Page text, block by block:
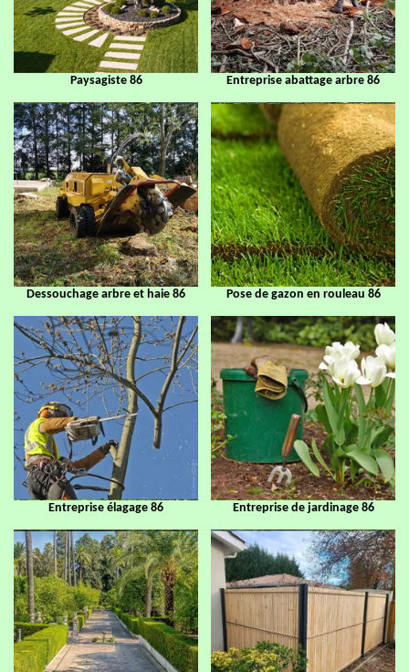
Paysagiste 86 Entreprise abattage arbre 86
Dessouchage arbre et haie 86 Pose de gazon en rouleau 86
Entreprise élagage 86 Entreprise de jardinage 86